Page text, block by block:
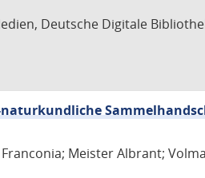
Deutsche Digitale
naturkundliche
Meister Albrant;